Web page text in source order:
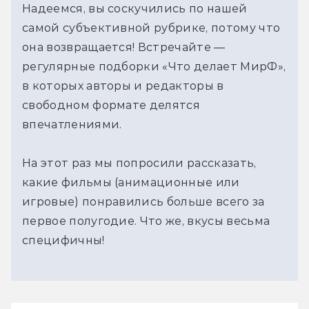
Надеемся, вы соскучились по нашей
самой субъективной рубрике, потому что
она возвращается! Встречайте —
регулярные подборки «Что делает МирФ»,
в которых авторы и редакторы в
свободном формате делятся
впечатлениями.
На этот раз мы попросили рассказать,
какие фильмы (анимационные или
игровые) понравились больше всего за
первое полугодие. Что же, вкусы весьма
специфичны!